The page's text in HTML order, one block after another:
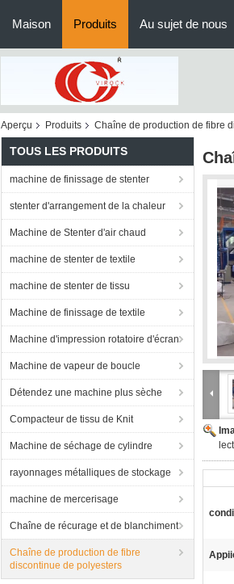
Maison Produits Au sujet de nous
Aperçu Produits Chaîne de production de fibre
TOUS LES PRODUITS
machine de finissage de stenter
stenter d'arrangement de la chaleur
Machine de Stenter d'air chaud
machine de stenter de textile
machine de stenter de tissu
Machine de finissage de textile
Machine d'impression rotatoire d'écran
Machine de vapeur de boucle
Détendez une machine plus sèche
Compacteur de tissu de Knit
Machine de séchage de cylindre
rayonnages métalliques de stockage
machine de mercerisage
Chaîne de récurage et de blanchiment
Chaîne de production de fibre
discontinue de polyesters